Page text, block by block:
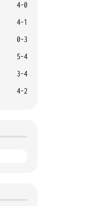
4-0
4-1
0-3
5-4
3-4
4-2